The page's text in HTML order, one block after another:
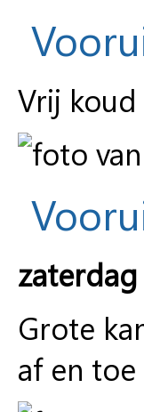
Vrij
Grote
af en